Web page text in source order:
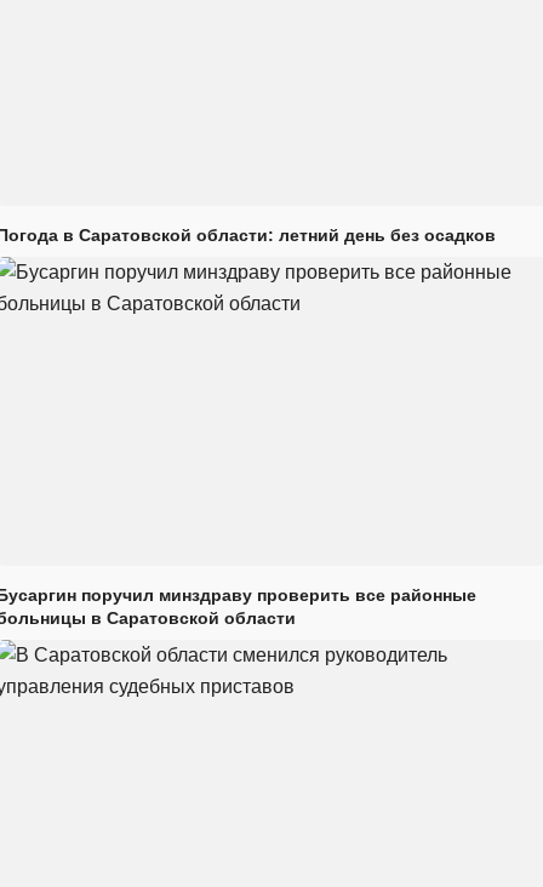
в Саратовской области: летний день без осадков
поручил минздраву проверить все районные
в Саратовской области